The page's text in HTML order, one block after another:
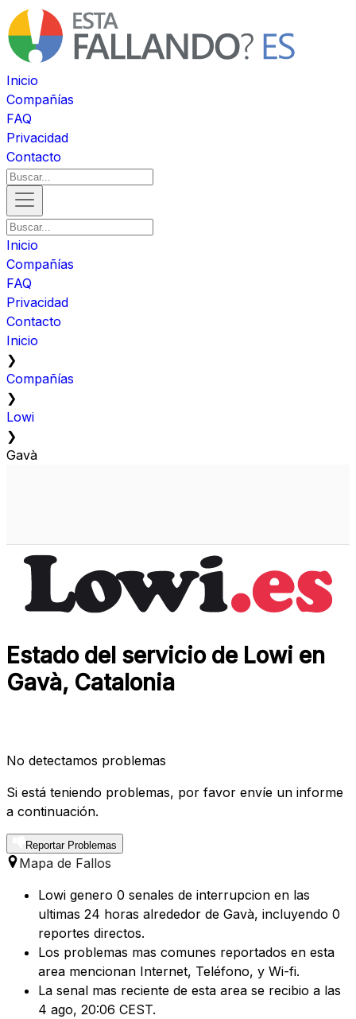
Inicio
Compañías
FAQ
Privacidad
Contacto
Inicio
Compañías
FAQ
Privacidad
Contacto
Inicio
❯
Compañías
❯
Lowi
❯
Gavà
Estado del servicio de Lowi en
Gavà, Catalonia
No detectamos problemas
Si está teniendo problemas, por favor envíe un informe
a continuación.
Reportar Problemas
Mapa de Fallos
Lowi genero 0 senales de interrupcion en las
ultimas 24 horas alrededor de Gavà, incluyendo 0
reportes directos.
Los problemas mas comunes reportados en esta
area mencionan Internet, Teléfono, y Wi-fi.
La senal mas reciente de esta area se recibio a las
4 ago, 20:06 CEST.